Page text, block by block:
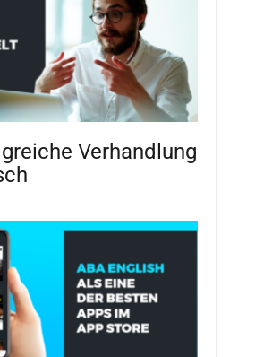
Verhandlung